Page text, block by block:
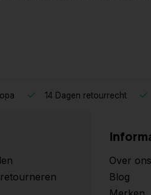
14 Dagen retourrecht
Over ons
Blog